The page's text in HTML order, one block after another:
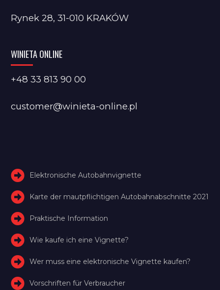
Rynek 28, 31-010 KRAKÓW
WINIETA ONLINE
+48 33 813 90 00
customer@winieta-online.pl
Elektronische Autobahnvignette
Karte der mautpflichtigen Autobahnabschnitte 2021
Praktische Information
Wie kaufe ich eine Vignette?
Wer muss eine elektronische Vignette kaufen?
Vorschriften für Verbraucher